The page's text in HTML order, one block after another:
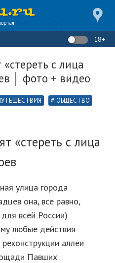
18+
с лица
│ фото + видео
ОБЩЕСТВО
«стереть с лица
улица города
она, все равно,
всей России)
любые действия
аллеи
Павших